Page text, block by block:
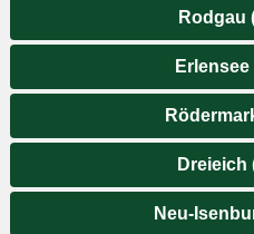
Rodgau
Erlensee
Dreieich
Neu-